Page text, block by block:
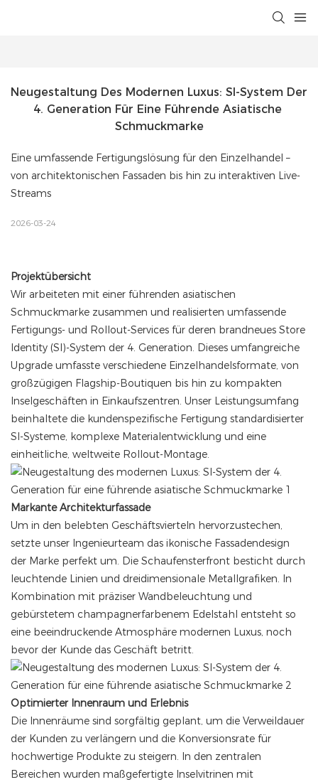
Neugestaltung Des Modernen Luxus: SI-System Der
4. Generation Für Eine Führende Asiatische
Schmuckmarke
Eine umfassende Fertigungslösung für den Einzelhandel –
von architektonischen Fassaden bis hin zu interaktiven Live-
Streams
2026-03-24
Projektübersicht
Wir arbeiteten mit einer führenden asiatischen
Schmuckmarke zusammen und realisierten umfassende
Fertigungs- und Rollout-Services für deren brandneues Store
Identity (SI)-System der 4. Generation. Dieses umfangreiche
Upgrade umfasste verschiedene Einzelhandelsformate, von
großzügigen Flagship-Boutiquen bis hin zu kompakten
Inselgeschäften in Einkaufszentren. Unser Leistungsumfang
beinhaltete die kundenspezifische Fertigung standardisierter
SI-Systeme, komplexe Materialentwicklung und eine
einheitliche, weltweite Rollout-Montage.
Markante Architekturfassade
Um in den belebten Geschäftsvierteln hervorzustechen,
setzte unser Ingenieurteam das ikonische Fassadendesign
der Marke perfekt um. Die Schaufensterfront besticht durch
leuchtende Linien und dreidimensionale Metallgrafiken. In
Kombination mit präziser Wandbeleuchtung und
gebürstetem champagnerfarbenem Edelstahl entsteht so
eine beeindruckende Atmosphäre modernen Luxus, noch
bevor der Kunde das Geschäft betritt.
Optimierter Innenraum und Erlebnis
Die Innenräume sind sorgfältig geplant, um die Verweildauer
der Kunden zu verlängern und die Konversionsrate für
hochwertige Produkte zu steigern. In den zentralen
Bereichen wurden maßgefertigte Inselvitrinen mit